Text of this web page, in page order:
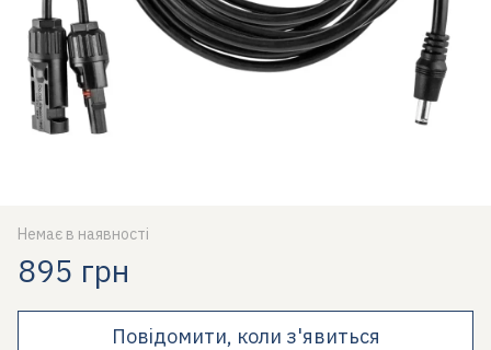
Немає в наявності
895 грн
Повідомити, коли з'явиться